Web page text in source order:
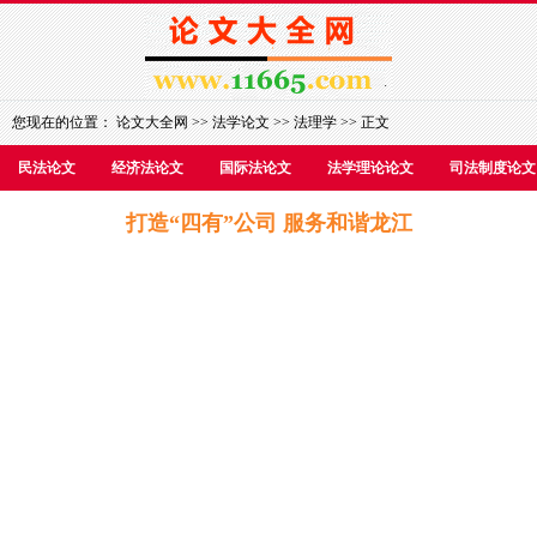
您现在的位置：论文大全网>>法学论文>>法理学>> 正文
民法论文 经济法论文 国际法论文 法学理论论文 司法制度论文
打造“四有”公司 服务和谐龙江